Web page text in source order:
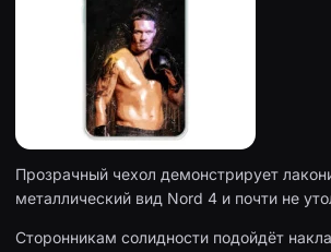
Прозрачный чехол демонстрирует
металлический вид Nord 4 и почти не
Сторонникам солидности подойдёт